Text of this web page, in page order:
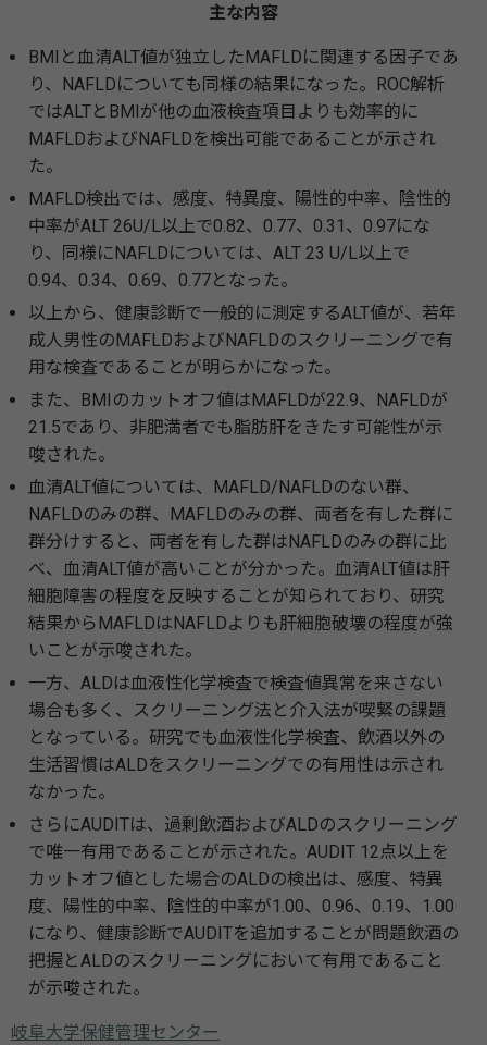
主な内容
BMIと血清ALT値が独立したMAFLDに関連する因子であ
り、NAFLDについても同様の結果になった。ROC解析
ではALTとBMIが他の血液検査項目よりも効率的に
MAFLDおよびNAFLDを検出可能であることが示され
た。
MAFLD検出では、感度、特異度、陽性的中率、陰性的
中率がALT 26U/L以上で0.82、0.77、0.31、0.97にな
り、同様にNAFLDについては、ALT 23 U/L以上で
0.94、0.34、0.69、0.77となった。
以上から、健康診断で一般的に測定するALT値が、若年
成人男性のMAFLDおよびNAFLDのスクリーニングで有
用な検査であることが明らかになった。
また、BMIのカットオフ値はMAFLDが22.9、NAFLDが
21.5であり、非肥満者でも脂肪肝をきたす可能性が示
唆された。
血清ALT値については、MAFLD/NAFLDのない群、
NAFLDのみの群、MAFLDのみの群、両者を有した群に
群分けすると、両者を有した群はNAFLDのみの群に比
べ、血清ALT値が高いことが分かった。血清ALT値は肝
細胞障害の程度を反映することが知られており、研究
結果からMAFLDはNAFLDよりも肝細胞破壊の程度が強
いことが示唆された。
一方、ALDは血液性化学検査で検査値異常を来さない
場合も多く、スクリーニング法と介入法が喫緊の課題
となっている。研究でも血液性化学検査、飲酒以外の
生活習慣はALDをスクリーニングでの有用性は示され
なかった。
さらにAUDITは、過剰飲酒およびALDのスクリーニング
で唯一有用であることが示された。AUDIT 12点以上を
カットオフ値とした場合のALDの検出は、感度、特異
度、陽性的中率、陰性的中率が1.00、0.96、0.19、1.00
になり、健康診断でAUDITを追加することが問題飲酒の
把握とALDのスクリーニングにおいて有用であること
が示唆された。
岐阜大学保健管理センター